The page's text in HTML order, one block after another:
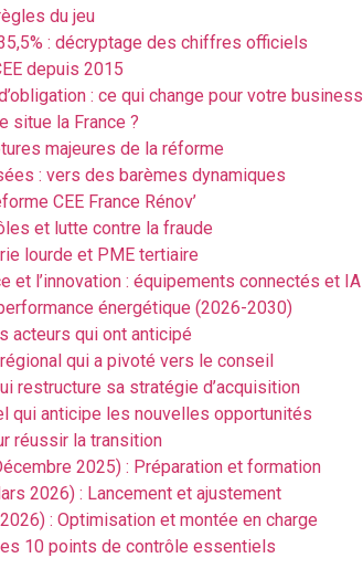
du jeu
: décryptage des chiffres officiels
depuis 2015
: ce qui change pour votre business
situe la France ?
majeures de la réforme
: vers des barèmes dynamiques
CEE France Rénov’
et lutte contre la fraude
lourde et PME tertiaire
et l’innovation : équipements connectés et IA
énergétique (2026-2030)
acteurs qui ont anticipé
qui a pivoté vers le conseil
restructure sa stratégie d’acquisition
qui anticipe les nouvelles opportunités
réussir la transition
2025) : Préparation et formation
2026) : Lancement et ajustement
: Optimisation et montée en charge
10 points de contrôle essentiels